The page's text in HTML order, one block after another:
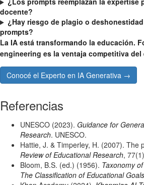
docente?
¿Hay riesgo de plagio o
prompts?
La IA está transformando la educación.
engineering es la ventaja competitiva
Conocé el Experto en IA Generativa →
Referencias
UNESCO (2023). Guidance for
Research. UNESCO.
Hattie, J. & Timperley, H. (2007). The
Review of Educational Research,
Bloom, B.S. (ed.) (1956). Taxonomy
The Classification of Educational Goals